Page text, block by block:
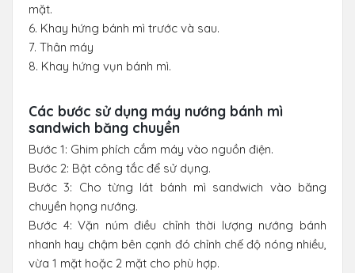
mặt.
6. Khay hứng bánh mì trước và sau.
7. Thân máy
8. Khay hứng vụn bánh mì.
Các bước sử dụng máy nướng bánh mì
sandwich băng chuyền
Bước 1: Ghim phích cắm máy vào nguồn điện.
Bước 2: Bật công tắc để sử dụng.
Bước 3: Cho từng lát bánh mì sandwich vào băng
chuyền họng nướng.
Bước 4: Vặn núm điều chỉnh thời lượng nướng bánh
nhanh hay chậm bên cạnh đó chỉnh chế độ nóng nhiều,
vừa 1 mặt hoặc 2 mặt cho phù hợp.